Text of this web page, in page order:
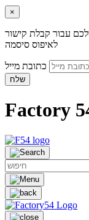
×
עבור קבלת קישור
לאיפוס סיסמה
שלח
Factory